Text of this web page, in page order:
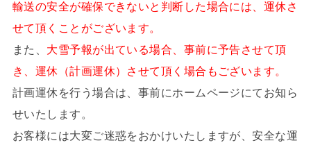
輸送の安全が確保できないと判断した場合には、運休さ
せて頂くことがございます。
また、 大雪予報が出ている場合、事前に予告させて頂
き、運休（計画運休）させて頂く場合もございます。
計画運休を行う場合は、事前にホームページにてお知ら
せいたします。
お客様には大変ご迷惑をおかけいたしますが、安全な運